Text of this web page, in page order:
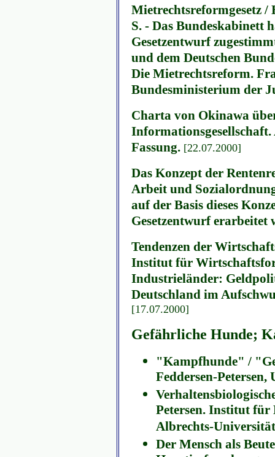
Mietrechtsreformgesetz /
S. - Das Bundeskabinett
Gesetzentwurf
und dem Deutschen
Die Mietrechtsreform.
Bundesministerium der
Charta von Okinawa
Fassung. [22.07.2000]
Das Konzept der
Arbeit und
auf der Basis dieses
Gesetzentwurf erarbeitet
Tendenzen der
Institut für
Industrieländer:
Deutschland im
[17.07.2000]
Gefährliche Hunde;
"Kampfhunde" /
Feddersen-
Petersen. Institut
Albrechts-
Der Mensch als